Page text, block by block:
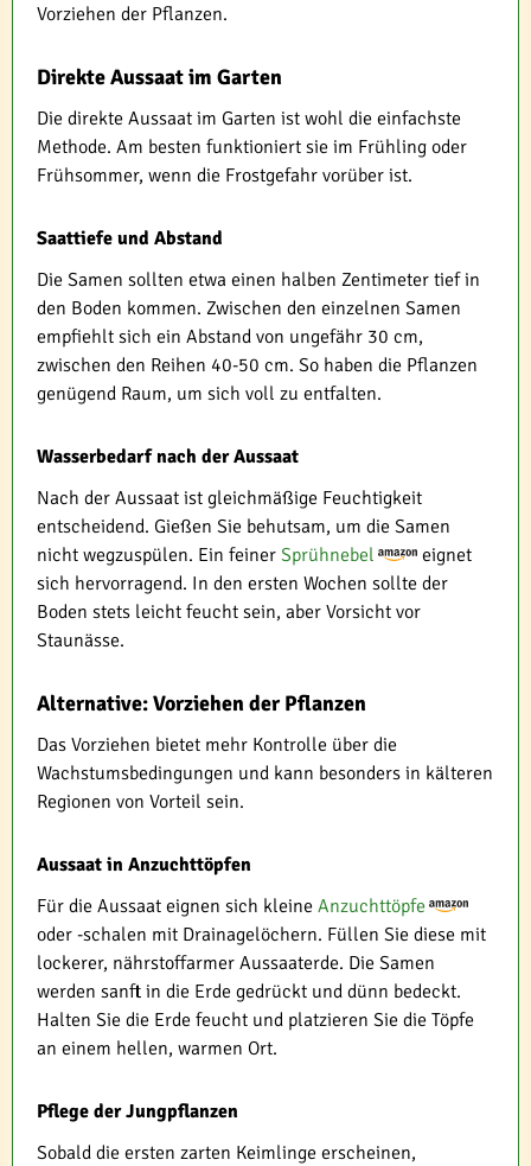
Vorziehen der Pflanzen.
Direkte Aussaat im Garten
Die direkte Aussaat im Garten ist wohl die einfachste
Methode. Am besten funktioniert sie im Frühling oder
Frühsommer, wenn die Frostgefahr vorüber ist.
Saattiefe und Abstand
Die Samen sollten etwa einen halben Zentimeter tief in
den Boden kommen. Zwischen den einzelnen Samen
empfiehlt sich ein Abstand von ungefähr 30 cm,
zwischen den Reihen 40-50 cm. So haben die Pflanzen
genügend Raum, um sich voll zu entfalten.
Wasserbedarf nach der Aussaat
Nach der Aussaat ist gleichmäßige Feuchtigkeit
entscheidend. Gießen Sie behutsam, um die Samen
nicht wegzuspülen. Ein feiner Sprühnebel
eignet
sich hervorragend. In den ersten Wochen sollte der
Boden stets leicht feucht sein, aber Vorsicht vor
Staunässe.
Alternative: Vorziehen der Pflanzen
Das Vorziehen bietet mehr Kontrolle über die
Wachstumsbedingungen und kann besonders in kälteren
Regionen von Vorteil sein.
Aussaat in Anzuchttöpfen
Für die Aussaat eignen sich kleine Anzuchttöpfe
oder -schalen mit Drainagelöchern. Füllen Sie diese mit
lockerer, nährstoffarmer Aussaaterde. Die Samen
werden sanft in die Erde gedrückt und dünn bedeckt.
Halten Sie die Erde feucht und platzieren Sie die Töpfe
an einem hellen, warmen Ort.
Pflege der Jungpflanzen
Sobald die ersten zarten Keimlinge erscheinen,